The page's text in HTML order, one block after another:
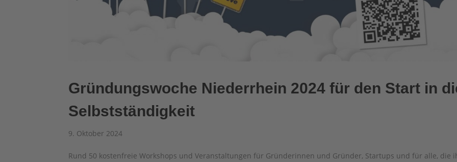
Gründungswoche Niederrhein 2024 für den Start in
Selbstständigkeit
9. Oktober 2024
Rund 50 kostenfreie Workshops und Veranstaltungen für Gründerinnen und Gründer, Startups und für alle, die